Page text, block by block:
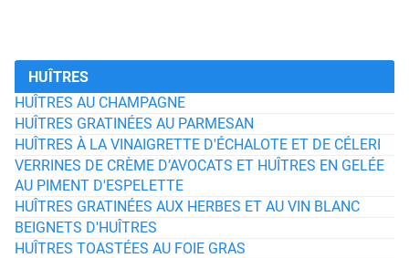
HUÎTRES
HUÎTRES AU CHAMPAGNE
HUÎTRES GRATINÉES AU PARMESAN
HUÎTRES À LA VINAIGRETTE D'ÉCHALOTE ET DE CÉLERI
VERRINES DE CRÈME D’AVOCATS ET HUÎTRES EN GELÉE
AU PIMENT D'ESPELETTE
HUÎTRES GRATINÉES AUX HERBES ET AU VIN BLANC
BEIGNETS D'HUÎTRES
HUÎTRES TOASTÉES AU FOIE GRAS